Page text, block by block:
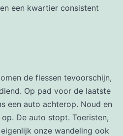
een kwartier consistent
de flessen tevoorschijn,
Op pad voor de laatste
een auto achterop. Noud en
De auto stopt. Toeristen,
onze wandeling ook